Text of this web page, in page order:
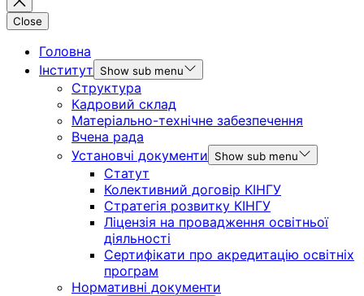
Close
Головна
Інститут
Show sub menu
Структура
Кадровий склад
Матеріально-технічне забезпечення
Вчена рада
Установчі документи
Show sub menu
Статут
Колективний договір КІНГУ
Стратегія розвитку КІНГУ
Ліцензія на провадження освітньої
діяльності
Сертифікати про акредитацію освітніх
програм
Нормативні документи